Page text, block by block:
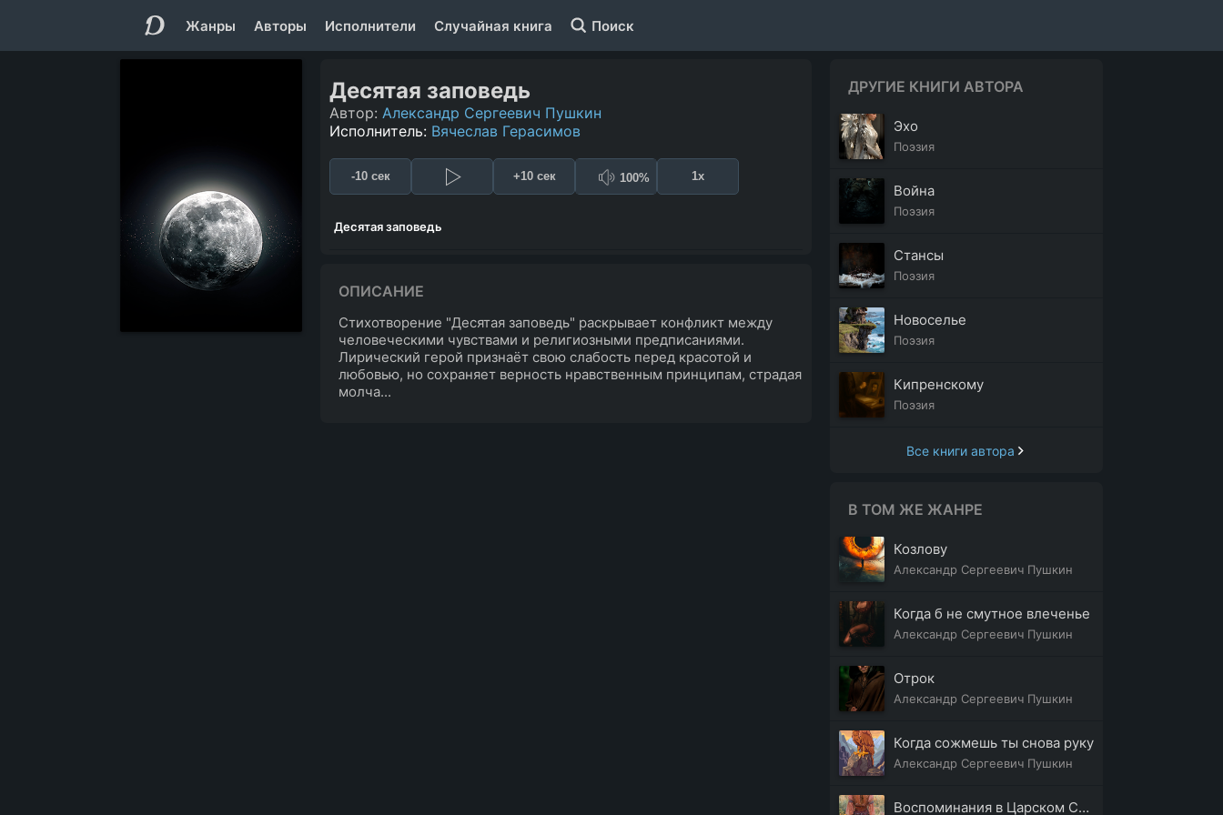
Жанры Авторы Исполнители Случайная книга Поиск
Десятая заповедь
Автор: Александр Сергеевич Пушкин
Исполнитель: Вячеслав Герасимов
-10 сек +10 сек 100% 1x
Десятая заповедь
ОПИСАНИЕ
Стихотворение "Десятая заповедь" раскрывает конфликт между
человеческими чувствами и религиозными предписаниями.
Лирический герой признаёт свою слабость перед красотой и
любовью, но сохраняет верность нравственным принципам, страдая
молча...
ДРУГИЕ КНИГИ АВТОРА
Эхо
Поэзия
Война
Поэзия
Стансы
Поэзия
Новоселье
Поэзия
Кипренскому
Поэзия
Все книги автора
В ТОМ ЖЕ ЖАНРЕ
Козлову
Александр Сергеевич Пушкин
Когда б не смутное влеченье
Александр Сергеевич Пушкин
Отрок
Александр Сергеевич Пушкин
Когда сожмешь ты снова руку
Александр Сергеевич Пушкин
Воспоминания в Царском Селе